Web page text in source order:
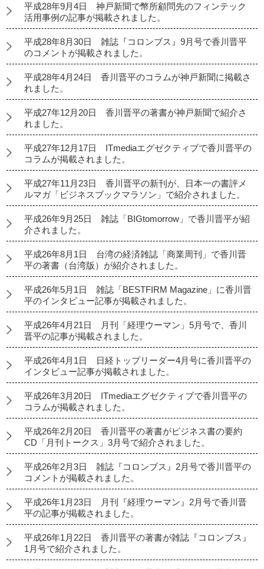
平成28年9月4日 神戸新聞で幣所顧問先のフィンテック
活用事例の記事が掲載されました。
平成28年8月30日 雑誌『コロンブス』9月号で香川晋平
のコメントが掲載されました。
平成28年4月24日 香川晋平のコラムが神戸新聞に掲載さ
れました。
平成27年12月20日 香川晋平の著書が神戸新聞で紹介さ
れました。
平成27年12月17日 ITmediaエグゼクティブで香川晋平の
コラムが掲載されました。
平成27年11月23日 香川晋平の新刊が、日本一の書評メ
ルマガ「ビジネスブックマラソン」で紹介されました。
平成26年9月25日 雑誌「BIGtomorrow」で香川晋平が紹
介されました。
平成26年8月1日 台湾の経済雑誌「商業周刊」で香川晋
平の著書（台湾版）が紹介されました。
平成26年5月1日 雑誌「BESTFIRM Magazine」に香川晋
平のインタビュー記事が掲載されました。
平成26年4月21日 月刊「経理ウーマン」5月号で、香川
晋平の記事が掲載されました。
平成26年4月1日 日経トップリーダー4月号に香川晋平の
インタビュー記事が掲載されました。
平成26年3月20日 ITmediaエグゼクティブで香川晋平の
コラムが掲載されました。
平成26年2月20日 香川晋平の著書がビジネス書の要約
CD「月刊トークス」3月号で紹介されました。
平成26年2月3日 雑誌『コロンブス』2月号で香川晋平の
コメントが掲載されました。
平成26年1月23日 月刊『経理ウーマン』2月号で香川晋
平の記事が掲載されました。
平成26年1月22日 香川晋平の著書が雑誌『コロンブス』
1月号で紹介されました。